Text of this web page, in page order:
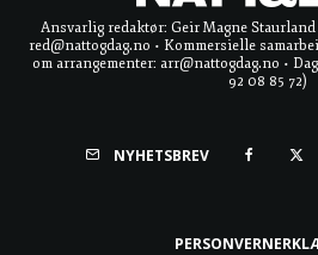
Ansvarlig redaktør: Geir Magne
red@nattogdag.no • Kommersielle
om arrangementer: arr@nattogdag.no •
92 08 85 72)
NYHETSBREV